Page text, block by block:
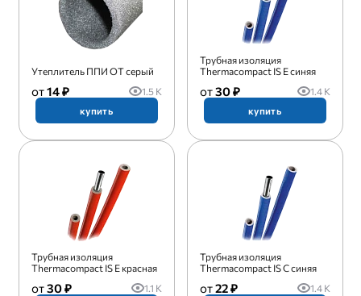
Утеплитель ППИ ОТ серый
14 ₽
1.5 K
купить
Трубная изоляция
Thermacompact IS E синяя
30 ₽
1.4 K
купить
Трубная изоляция
Thermacompact IS E красная
30 ₽
1.1 K
Трубная изоляция
Thermacompact IS C синяя
22 ₽
1.4 K